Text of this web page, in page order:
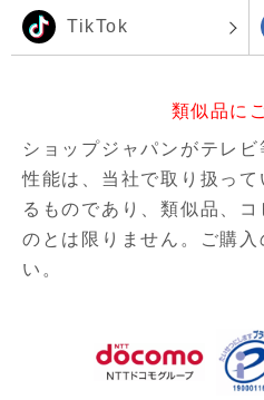
TikTok
類似品に
ショップジャパンがテレ
性能は、当社で取り扱って
るものであり、類似品、コ
のとは限りません。ご購
い。